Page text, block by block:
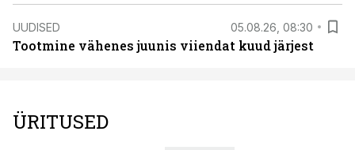
UUDISED 05.08.26, 08:30
Tootmine vähenes juunis viiendat kuud järjest
ÜRITUSED